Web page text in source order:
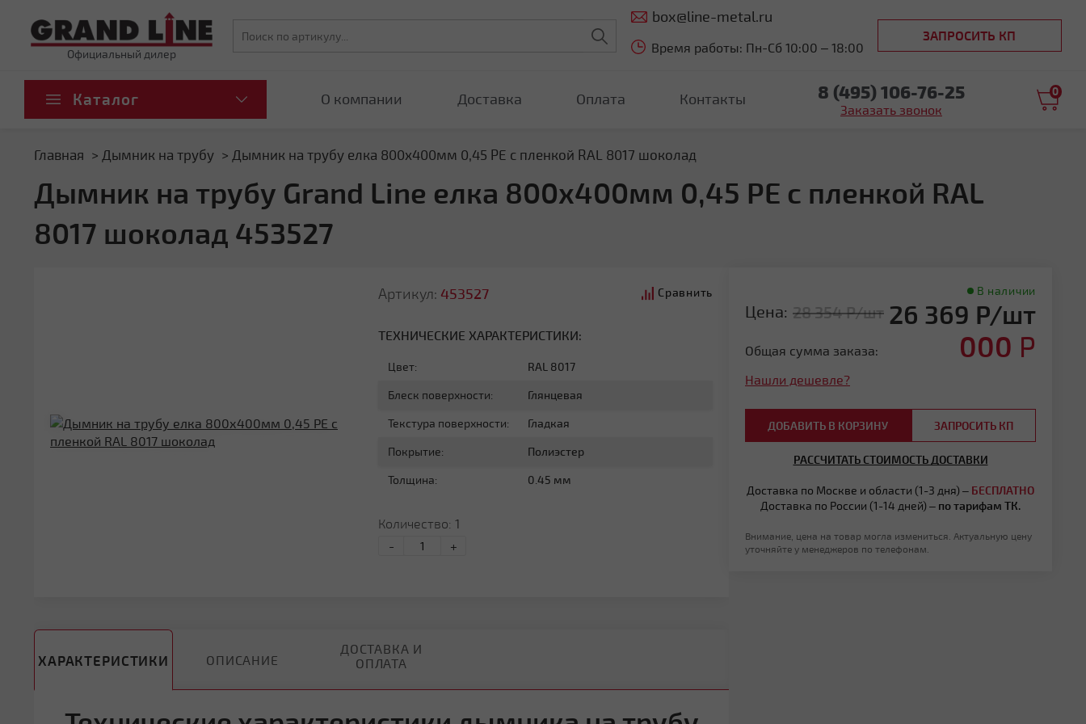
Официальный дилер
box@line-metal.ru
Время работы: Пн-Сб 10:00 – 18:00
ЗАПРОСИТЬ КП
Каталог О компании Доставка Оплата Контакты 8 (495) 106-76-25
Заказать звонок
0
Главная Дымник на трубу Дымник на трубу елка 800х400мм 0,45 PE с пленкой RAL 8017 шоколад
Дымник на трубу Grand Line елка 800х400мм 0,45 PE с пленкой RAL
8017 шоколад 453527
Артикул: 453527 Сравнить
ТЕХНИЧЕСКИЕ ХАРАКТЕРИСТИКИ:
Цвет: RAL 8017
Блеск поверхности: Глянцевая
Текстура поверхности: Гладкая
Покрытие: Полиэстер
Толщина: 0.45 мм
Количество: 1
-
+
ХАРАКТЕРИСТИКИ ОПИСАНИЕ
ДОСТАВКА И
ОПЛАТА
В наличии
Цена: 28 354 Р/шт 26 369 Р/шт
Общая сумма заказа: 000 Р
Нашли дешевле?
ДОБАВИТЬ В КОРЗИНУ ЗАПРОСИТЬ КП
РАССЧИТАТЬ СТОИМОСТЬ ДОСТАВКИ
Доставка по Москве и области (1-3 дня) – БЕСПЛАТНО
Доставка по России (1-14 дней) – по тарифам ТК.
Внимание, цена на товар могла измениться. Актуальную цену
уточняйте у менеджеров по телефонам.